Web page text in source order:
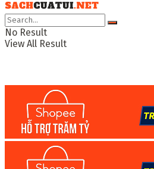
No Result
View All Result